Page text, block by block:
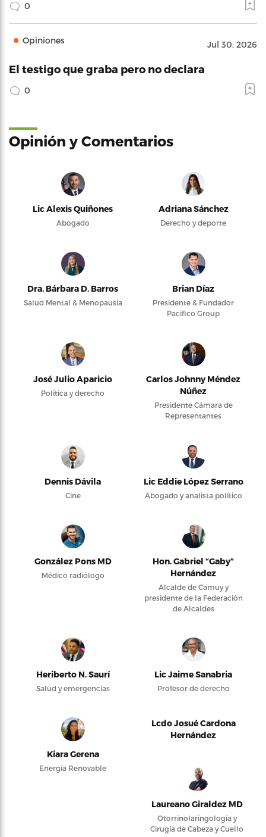
0
Opiniones Jul 30, 2026
El testigo que graba pero no declara
0
Opinión y Comentarios
Lic Alexis Quiñones
Abogado
Adriana Sánchez
Derecho y deporte
Dra. Bárbara D. Barros
Salud Mental & Menopausia
Brian Díaz
Presidente & Fundador
Pacifico Group
José Julio Aparicio
Política y derecho
Carlos Johnny Méndez
Núñez
Presidente Cámara de
Representantes
Dennis Dávila
Cine
Lic Eddie López Serrano
Abogado y analista político
González Pons MD
Médico radiólogo
Hon. Gabriel “Gaby”
Hernández
Alcalde de Camuy y
presidente de la Federación
de Alcaldes
Heriberto N. Saurí
Salud y emergencias
Lic Jaime Sanabria
Profesor de derecho
Kiara Gerena
Energía Renovable
Lcdo Josué Cardona
Hernández
Laureano Giraldez MD
Otorrinolaringología y
Cirugía de Cabeza y Cuello